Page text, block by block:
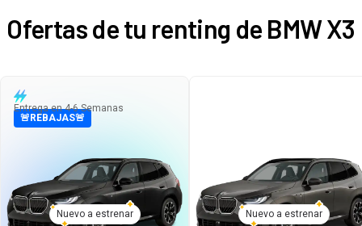
Ofertas de tu renting de BMW X3
Entrega en 4-6 Semanas
🚨REBAJAS🚨
Nuevo a estrenar Nuevo a estrenar